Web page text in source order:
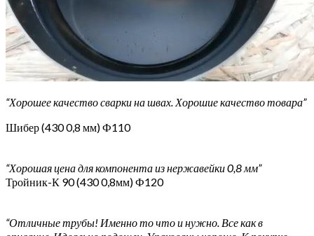
“Хорошее качество сварки на швах. Хорошие качество товара”
Шибер (430 0,8 мм) Ф110
“Хорошая цена для компонента из нержавейки 0,8 мм”
Тройник-К 90 (430 0,8мм) Ф120
“Отличные трубы! Именно то что и нужно. Все как в